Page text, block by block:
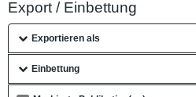
Export / Einbettung
Exportieren als
Einbettung